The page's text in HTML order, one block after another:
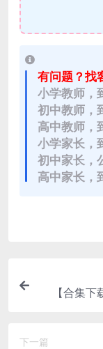
有问题？找
小学教师，
初中教师，
高中教师，
小学家长，
初中家长，
高中家长，
【合集
下一篇